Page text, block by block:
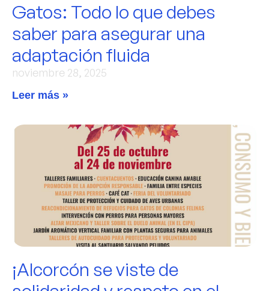
Gatos: Todo lo que debes
saber para asegurar una
adaptación fluida
noviembre 28, 2025
Leer más »
¡Alcorcón se viste de